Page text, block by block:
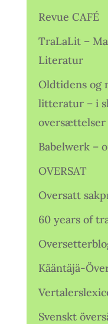
Revue CAFÉ
TraLaLit –
Literatur
Oldtidens og
litteratur – i
oversættelser
Babelwerk –
OVERSAT
Oversatt
60 years of
Kääntäjä-
Svenskt